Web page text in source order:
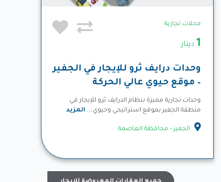
محلات تجارية
1 دينار
وحدات درايف ثرو للإيجار في الجفير
– موقع حيوي عالي الحركة
وحدات تجارية مميزة بنظام الدرايف ثرو للإيجار في
منطقة الجفير بموقع استراتيجي وحيوي... المزيد
الجفير - محافظة العاصمة